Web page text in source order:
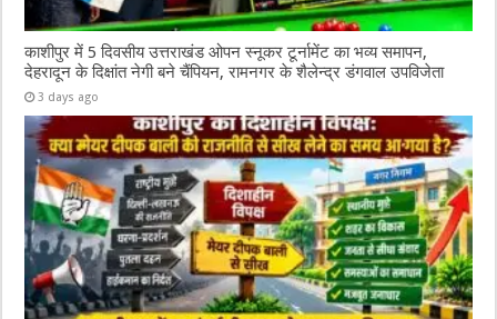
काशीपुर में 5 दिवसीय उत्तराखंड ओपन स्नूकर टूर्नामेंट का भव्य समापन,
देहरादून के दिक्षांत नेगी बने चैंपियन, रामनगर के शैलेन्द्र डंगवाल उपविजेता
3 days ago